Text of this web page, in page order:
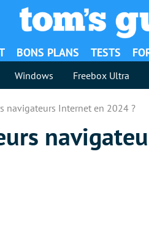
BONS PLANS TESTS
Windows Freebox Ultra
navigateurs Internet en 2024 ?